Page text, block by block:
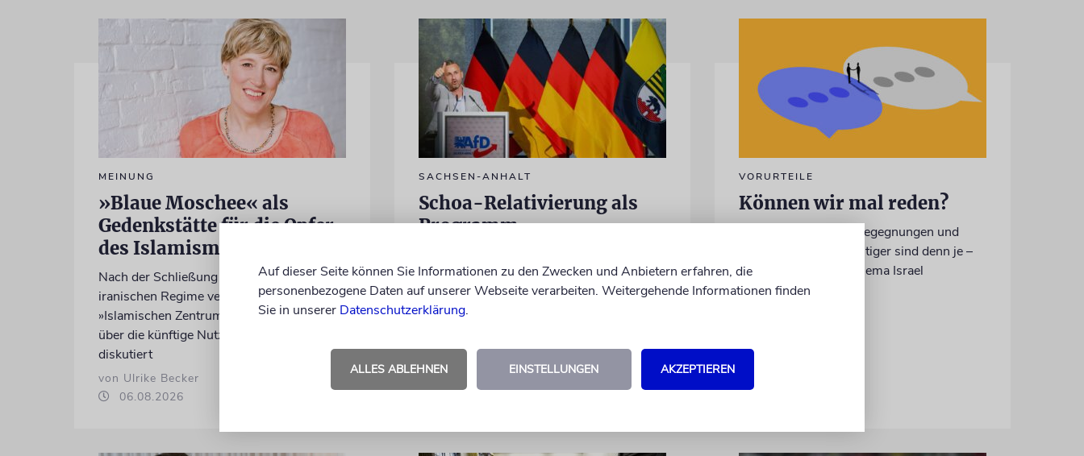
MEINUNG
»Blaue Moschee« als
Gedenkstätte für die Opfer
des Islamismus?
Nach der Schließung des eng mit dem
iranischen Regime verflochtenen
»Islamischen Zentrums Hamburg« wird
über die künftige Nutzung des Ortes
diskutiert
von Ulrike Becker
06.08.2026
SACHSEN-ANHALT
Schoa-Relativierung als
Programm
Landtagswahl droht in dem Bundesland
eine geschichtspolitische Wende
von Stefan Laurin
VORURTEILE
Können wir mal reden?
Warum persönliche Begegnungen und
Gespräche heute wichtiger sind denn je –
insbesondere beim Thema Israel
Auf dieser Seite können Sie Informationen zu den Zwecken und Anbietern erfahren, die
personenbezogene Daten auf unserer Webseite verarbeiten. Weitergehende Informationen finden
Sie in unserer Datenschutzerklärung.
ALLES ABLEHNEN EINSTELLUNGEN AKZEPTIEREN